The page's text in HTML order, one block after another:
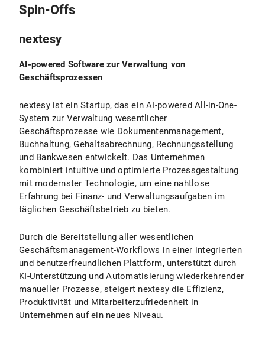
Spin-Offs
nextesy
AI-powered Software zur Verwaltung von
Geschäftsprozessen
nextesy ist ein Startup, das ein AI-powered All-in-One-
System zur Verwaltung wesentlicher
Geschäftsprozesse wie Dokumentenmanagement,
Buchhaltung, Gehaltsabrechnung, Rechnungsstellung
und Bankwesen entwickelt. Das Unternehmen
kombiniert intuitive und optimierte Prozessgestaltung
mit modernster Technologie, um eine nahtlose
Erfahrung bei Finanz- und Verwaltungsaufgaben im
täglichen Geschäftsbetrieb zu bieten.
Durch die Bereitstellung aller wesentlichen
Geschäftsmanagement-Workflows in einer integrierten
und benutzerfreundlichen Plattform, unterstützt durch
KI-Unterstützung und Automatisierung wiederkehrender
manueller Prozesse, steigert nextesy die Effizienz,
Produktivität und Mitarbeiterzufriedenheit in
Unternehmen auf ein neues Niveau.